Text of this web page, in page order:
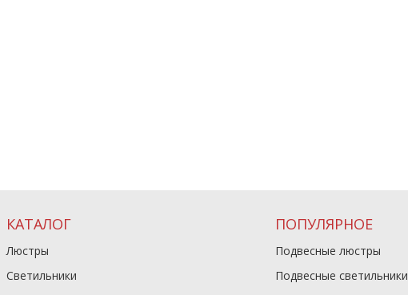
КАТАЛОГ
Люстры
Светильники
ПОПУЛЯРНОЕ
Подвесные люстры
Подвесные светильники